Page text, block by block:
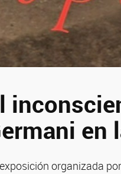
en
organizada